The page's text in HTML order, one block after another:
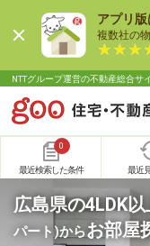
アプリ
複数社の
NTTグループ運営の不動産総合サ
0
最近検索した条件 最近
広島県の4LDK
パート)からお部屋